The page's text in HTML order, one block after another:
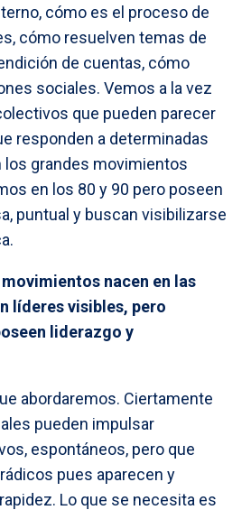
cómo es el proceso de
cómo resuelven temas de
de cuentas, cómo
sociales. Vemos a la vez
que pueden parecer
responden a determinadas
grandes movimientos
en los 80 y 90 pero poseen
puntual y buscan visibilizarse
nacen en las
líderes visibles, pero
liderazgo y
abordaremos. Ciertamente
pueden impulsar
espontáneos, pero que
pues aparecen y
Lo que se necesita es